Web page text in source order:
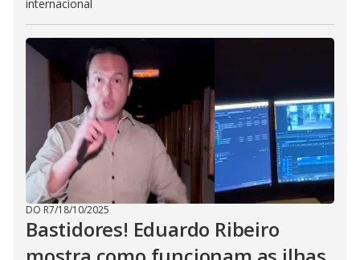
internacional
DO R7/18/10/2025
Bastidores! Eduardo Ribeiro